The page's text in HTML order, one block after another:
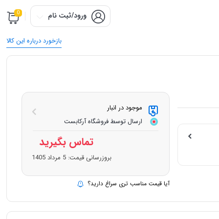
ورود/ثبت نام 0
بازخورد درباره این کالا
موجود در انبار
ارسال توسط فروشگاه آرکابست
تماس بگیرید
بروزرسانی قیمت: 5 مرداد 1405
آیا قیمت مناسب تری سراغ دارید؟